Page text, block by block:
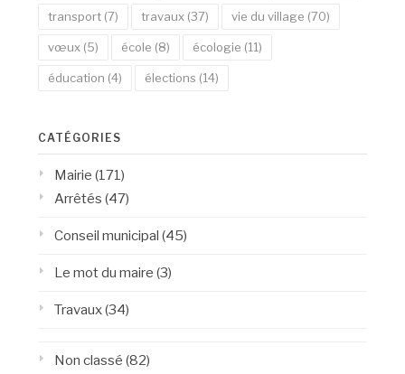
transport (7) travaux (37) vie du village (70)
vœux (5) école (8) écologie (11)
éducation (4) élections (14)
CATÉGORIES
Mairie (171)
Arrêtés (47)
Conseil municipal (45)
Le mot du maire (3)
Travaux(34)
Non classé (82)